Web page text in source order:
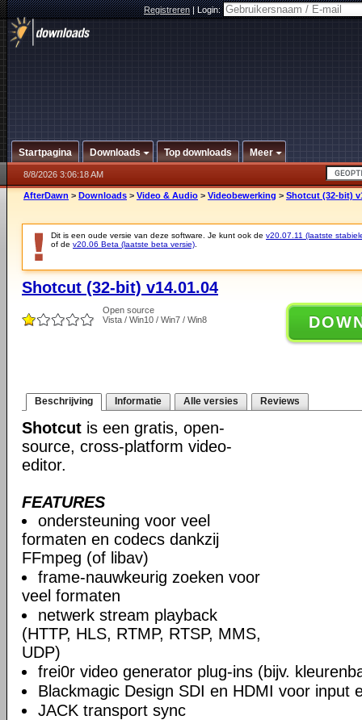
Registreren|Login:
Startpagina Downloads Top downloads Meer
8/8/2026 3:06:18 AM
AfterDawn > Downloads > Video & Audio > Videobewerking > Shotcut (32-bit)
Dit is een oude versie van deze software. Je kunt ook de v20.07.11 (laatste
of de v20.06 Beta (laatste beta versie)
Shotcut (32-bit) v14.01.04
Open source
Vista / Win10 / Win7 / Win8
Beschrijving Informatie Alle versies Reviews
Shotcut is een gratis, open-
source, cross-platform video-
editor.
FEATURES
ondersteuning voor veel
formaten en codecs dankzij
FFmpeg (of libav)
frame-nauwkeurig zoeken voor
veel formaten
netwerk stream playback
(HTTP, HLS, RTMP, RTSP, MMS,
UDP)
frei0r video generator plug-ins (bijv.
Blackmagic Design SDI en HDMI voor input
JACK transport sync